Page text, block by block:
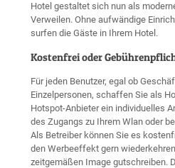
Hotel gestaltet sich nun als
Verweilen. Ohne aufwändige
surfen die Gäste in Ihrem Hotel.
Kostenfrei oder
Für jeden Benutzer, egal ob
Einzelpersonen, schaffen Sie als
Hotspot-Anbieter ein individuelles
des Zugangs zu Ihrem Wlan oder
Als Betreiber können Sie es
den Werbeeffekt gern
zeitgemäßen Image gutschreiben.